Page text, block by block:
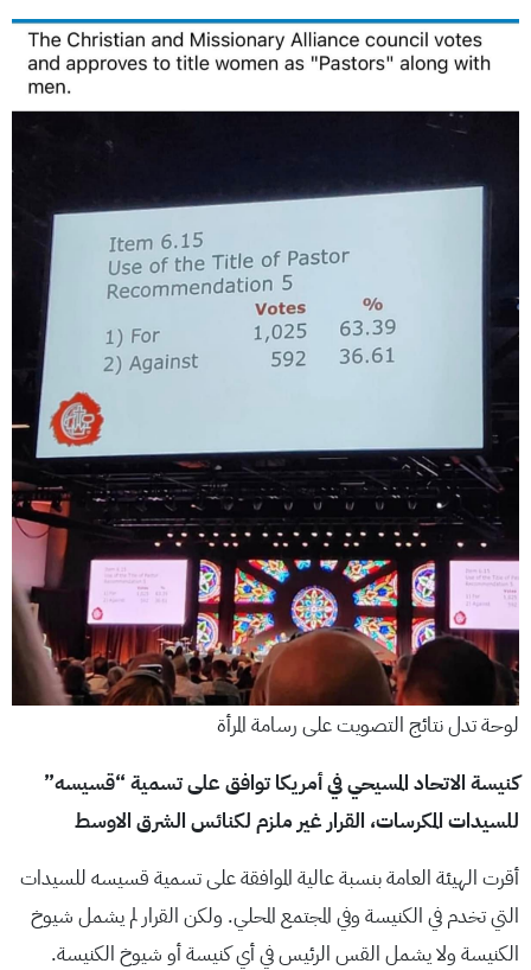
لوحة تدل نتائج التصويت على رسامة المرأة
كنيسة الاتحاد المسيحي في أمريكا توافق على تسمية “قسيسه”
للسيدات المكرسات، القرار غير ملزم لكنائس الشرق الاوسط
أقرت الهيئة العامة بنسبة عالية الموافقة على تسمية قسيسه للسيدات
التي تخدم في الكنيسة وفي المجتمع المحلي. ولكن القرار لم يشمل شيوخ
الكنيسة ولا يشمل القس الرئيس في أي كنيسة أو شيوخ الكنيسة.